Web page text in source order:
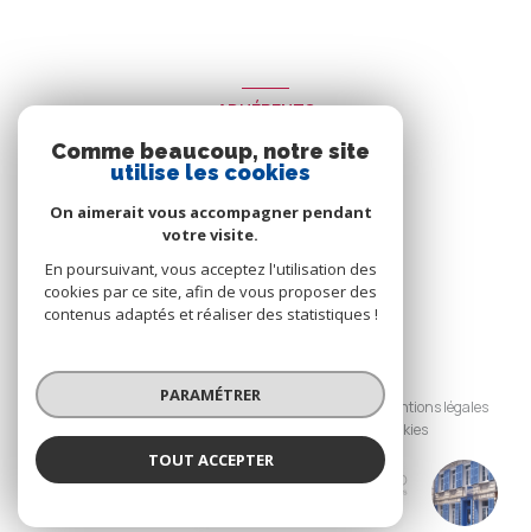
Agence Avesnes Immo
ADHÉRENTS
Nous adhérons
© 2026 | Tous droits réservés
Nos honoraires
Nos partenaires
Mentions légales
Cookies
Réalisé par :
Comme beaucoup, notre site
utilise les cookies
On aimerait vous accompagner pendant
votre visite.
En poursuivant, vous acceptez l'utilisation des
cookies par ce site, afin de vous proposer des
contenus adaptés et réaliser des statistiques !
PARAMÉTRER
TOUT ACCEPTER